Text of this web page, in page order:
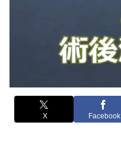
X Facebook